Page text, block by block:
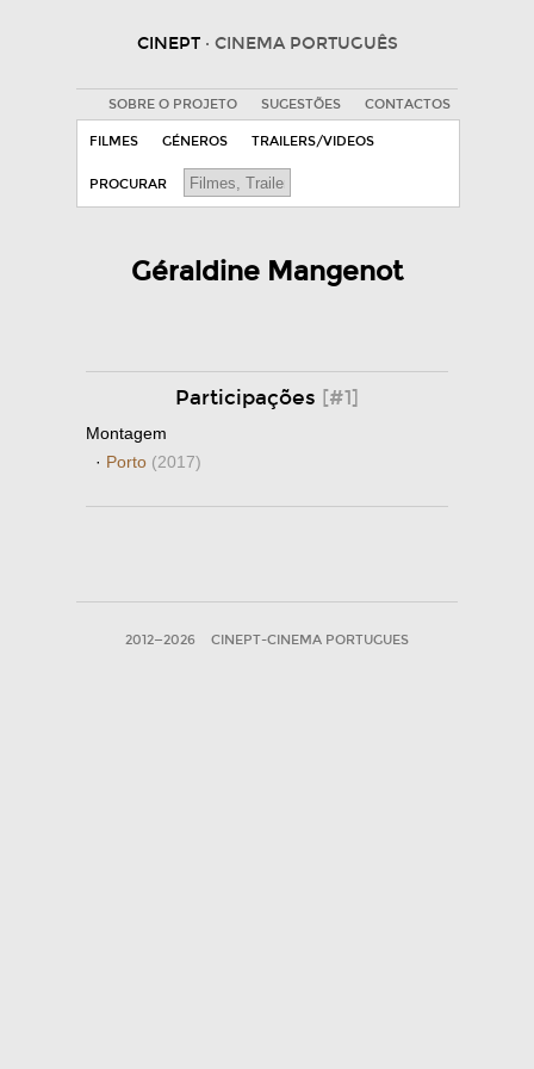
CINEPT · CINEMA PORTUGUÊS
SOBRE O PROJETO SUGESTÕES CONTACTOS
FILMES GÉNEROS TRAILERS/VIDEOS
PROCURAR
Géraldine Mangenot
Participações [#1]
Montagem
· Porto (2017)
2012—2026 CINEPT-CINEMA PORTUGUES